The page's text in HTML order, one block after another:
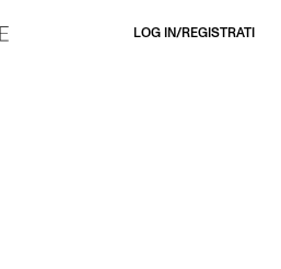
LOG IN/REGISTRATI